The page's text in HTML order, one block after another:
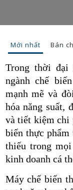
Mới nhất Bán
Trong thời đại
ngành chế
mạnh mẽ và
hóa năng suất,
và tiết kiệm chi
biến thực
thiếu trong
kinh doanh cá
Máy chế biến